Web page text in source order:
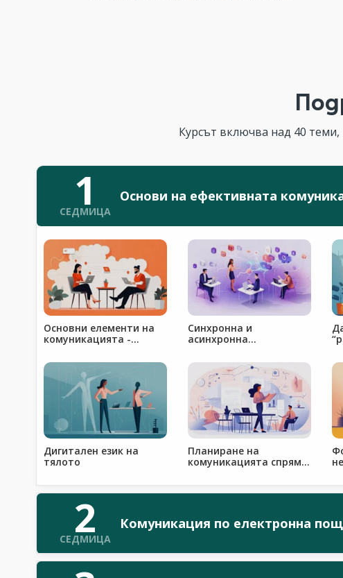
Курсът включва над 40
1
СЕДМИЦА
Основи на ефективната
Основни елементи на
комуникацията -
Синхронна и
асинхронна
практики
Дигитален език на
тялото
Планиране на
комуникацията спрямо
2
СЕДМИЦА
Комуникация по електронна